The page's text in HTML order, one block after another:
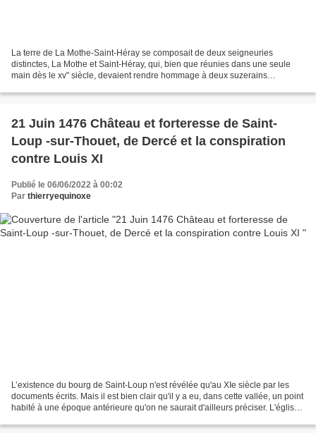
La terre de La Mothe-Saint-Héray se composait de deux seigneuries
distinctes, La Mothe et Saint-Héray, qui, bien que réunies dans une seule
main dès le xv" siècle, devaient rendre hommage à deux suzerains
21 Juin 1476 Château et forteresse de Saint-
Loup -sur-Thouet, de Dercé et la conspiration
contre Louis XI
Publié le 06/06/2022 à 00:02
Par thierryequinoxe
L’existence du bourg de Saint-Loup n'est révélée qu'au XIe siècle par les
documents écrits. Mais il est bien clair qu'il y a eu, dans cette vallée, un point
habité à une époque antérieure qu'on ne saurait d'ailleurs préciser. L'église,